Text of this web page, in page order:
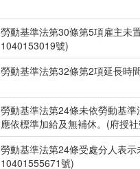
勞動基準法第30條第5項雇主未
1040153019號)
勞動基準法第32條第2項延長時
勞動基準法第24條未依勞動基
應依標準加給及無補休。(府授
勞動基準法第24條受處分人表
10401555671號)